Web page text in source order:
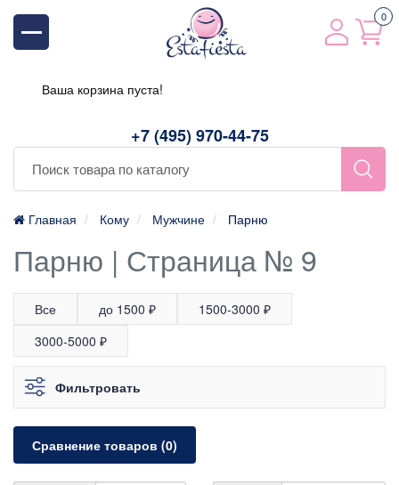
+7 (495) 970-44-75
0
Ваша корзина пуста!
Главная Кому Мужчине Парню
Парню | Страница № 9
Все до 1500 ₽
1500-3000 ₽
3000-5000 ₽
Фильтровать
Сравнение товаров (0)